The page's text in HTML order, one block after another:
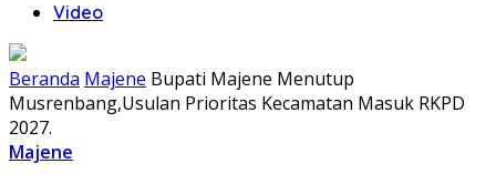
Video
Beranda Majene Bupati Majene Menutup
Musrenbang,Usulan Prioritas Kecamatan Masuk RKPD
2027.
Majene